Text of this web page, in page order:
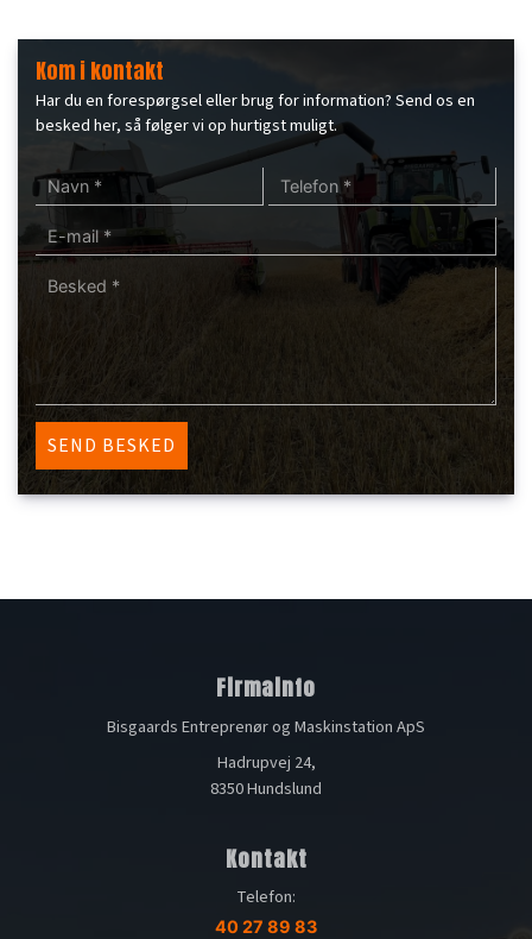
Kom i kontakt
Har du en forespørgsel eller brug for information? Send os en
besked her, så følger vi op hurtigst muligt.
Firmainfo
Bisgaards Entreprenør og Maskinstation ApS
Hadrupvej 24,
8350 Hundslund
Kontakt
Telefon:
40 27 89 83